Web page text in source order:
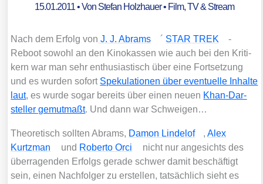
15.01.2011• Von Stefan Holzhauer• Film, TV & Stream
Nach dem Erfolg von J. J. Abrams ´ STAR TREK
-
Reboot sowohl an den Kino­kas­sen wie auch bei den Kri­ti­
kern war man sehr enthu­si­as­tisch über eine Fort­set­zung
und es wur­den sofort Spe­ku­la­tio­nen über even­tu­el­le Inhal­te
laut, es wur­de sogar bereits über einen neu­en Khan-Dar­
stel­ler gemut­maßt. Und dann war Schwei­gen…
Theo­re­tisch soll­ten Abrams, Damon Linde­l­of ,Alex
Kurtzman
und Rober­to Orci
nicht nur ange­sichts des
über­ra­gen­den Erfolgs gera­de schwer damit beschäf­tigt
sein, einen Nach­fol­ger zu erstel­len, tat­säch­lich sieht es